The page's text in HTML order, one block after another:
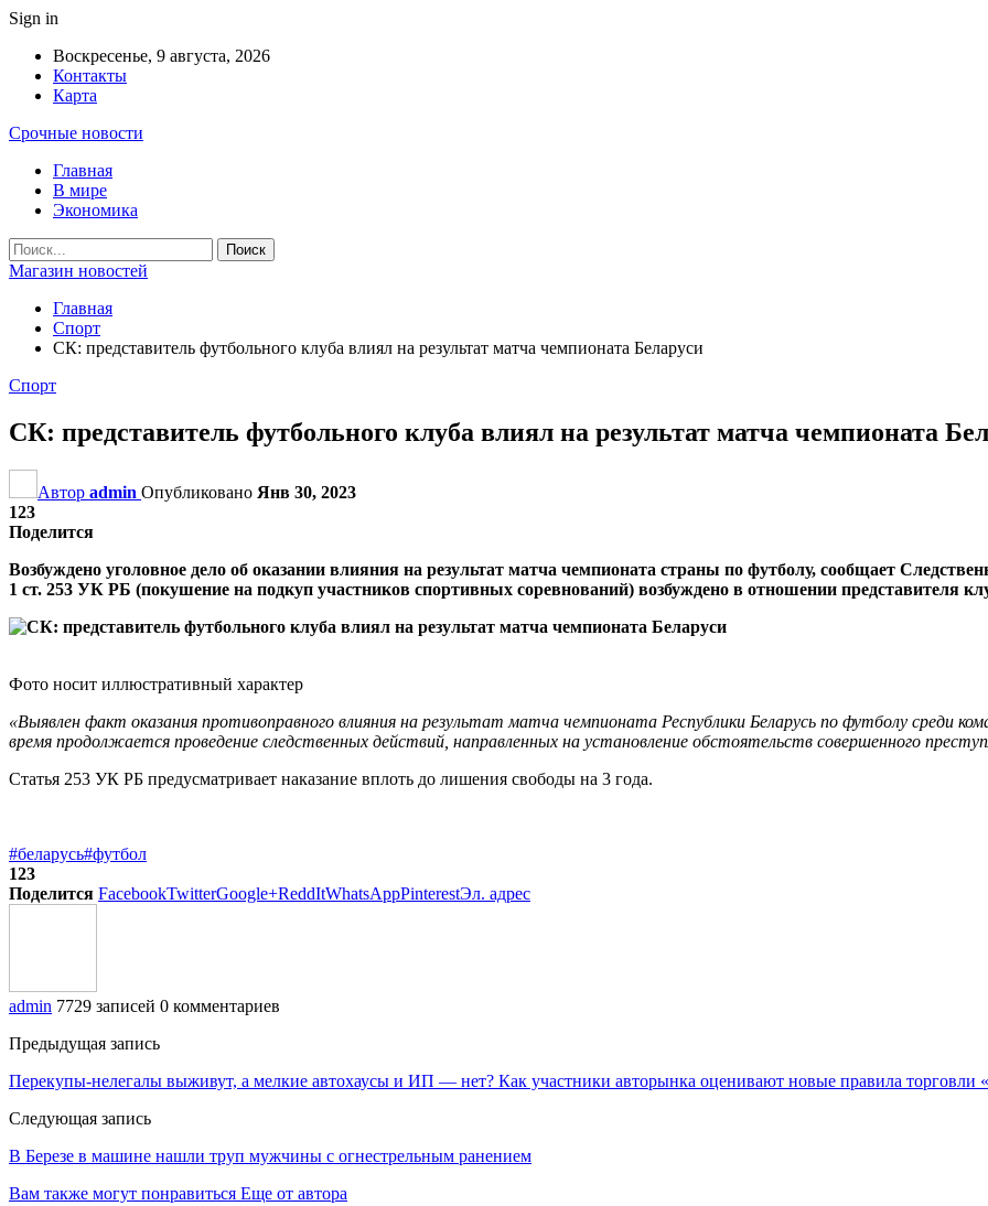
Sign in
Воскресенье, 9 августа, 2026
Контакты
Карта
Срочные новости
Главная
В мире
Экономика
Магазин новостей
Главная
Спорт
СК: представитель футбольного клуба влиял на результат матча чемпионата Беларуси
Спорт
СК: представитель футбольного клуба влиял на результат матча чемпионата
Автор admin Опубликовано Янв 30, 2023
123
Поделится
Возбуждено уголовное дело об оказании влияния на результат матча чемпионата страны по футболу, сообщает
1 ст. 253 УК РБ (покушение на подкуп участников спортивных соревнований) возбуждено в отношении представителя
Фото носит иллюстративный характер
«Выявлен факт оказания противоправного влияния на результат матча чемпионата Республики Беларусь по футболу среди
время продолжается проведение следственных действий, направленных на установление обстоятельств совершенного
Статья 253 УК РБ предусматривает наказание вплоть до лишения свободы на 3 года.
#беларусь#футбол
123
Поделится FacebookTwitterGoogle+ReddItWhatsAppPinterestЭл. адрес
admin 7729 записей 0 комментариев
Предыдущая запись
Перекупы-нелегалы выживут, а мелкие автохаусы и ИП — нет? Как участники авторынка оценивают новые правила торговли
Следующая запись
В Березе в машине нашли труп мужчины с огнестрельным ранением
Вам также могут понравиться Еще от автора